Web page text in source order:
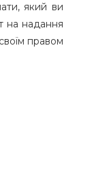
який ви
на надання
правом